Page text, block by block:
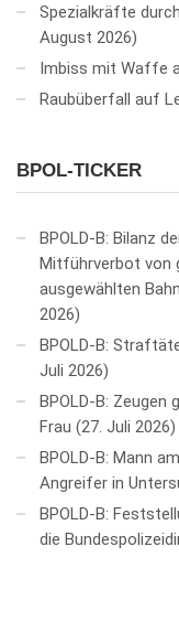
Spezialkräfte
August 2026
Imbiss mit Waffe
Raubüberfall auf
BPOL-TICKER
BPOLD-B: Bilanz
Mitführverbot von
ausgewählten
2026
BPOLD-B:
Juli 2026
BPOLD-B:
Frau
27. Juli 2026
BPOLD-B: Mann
Angreifer in
BPOLD-B:
die